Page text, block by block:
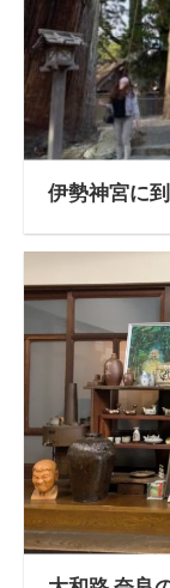
伊勢神宮に